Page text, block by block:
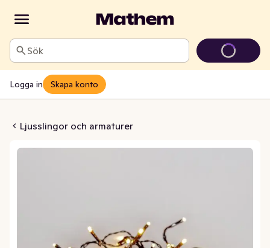
Sök
Logga in Skapa konto
Ljusslingor och armaturer
40L